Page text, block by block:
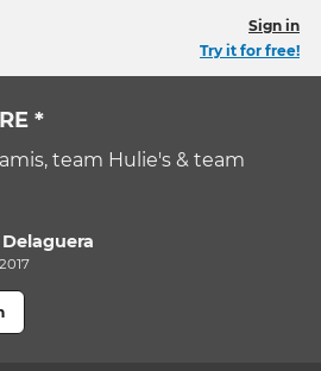
Sign in
Try it for free!
*
team Hulie's & team
Delaguera